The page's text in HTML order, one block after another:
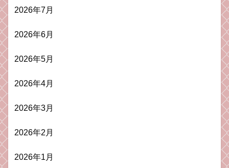
2026年7月
2026年6月
2026年5月
2026年4月
2026年3月
2026年2月
2026年1月